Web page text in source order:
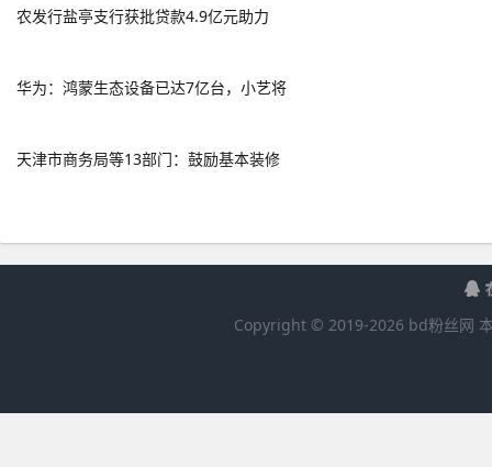
农发行盐亭支行获批贷款4.9亿元助力
华为：鸿蒙生态设备已达7亿台，小艺将
天津市商务局等13部门：鼓励基本装修
Copyright © 2019-2026 bd粉丝网